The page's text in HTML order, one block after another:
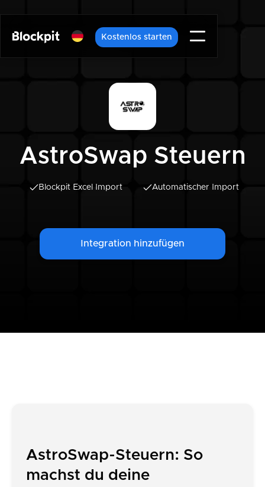
Kostenlos starten
AstroSwap Steuern
Blockpit Excel Import Automatischer Import
Integration hinzufügen
AstroSwap-Steuern: So
machst du deine